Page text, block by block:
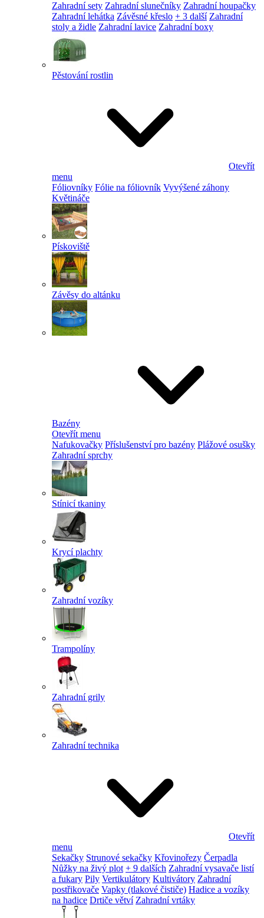
Zahradní sety Zahradní slunečníky Zahradní houpačky
Zahradní lehátka Závěsné křeslo + 3 další Zahradní
stoly a židle Zahradní lavice Zahradní boxy
Pěstování rostlin
Otevřít
menu
Fóliovníky Fólie na fóliovník Vyvýšené záhony
Květináče
Pískoviště
Závěsy do altánku
Bazény
Otevřít menu
Nafukovačky Příslušenství pro bazény Plážové osušky
Zahradní sprchy
Stínicí tkaniny
Krycí plachty
Zahradní vozíky
Trampolíny
Zahradní grily
Zahradní technika
Otevřít
menu
Sekačky Strunové sekačky Křovinořezy Čerpadla
Nůžky na živý plot + 9 dalších Zahradní vysavače listí
a fukary Pily Vertikulátory Kultivátory Zahradní
postřikovače Vapky (tlakové čističe) Hadice a vozíky
na hadice Drtiče větví Zahradní vrtáky